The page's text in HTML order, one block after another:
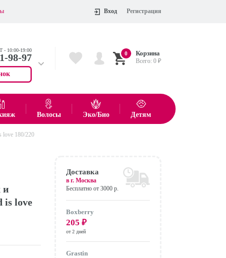
Вход Регистрация
- 10:00-19:00
98-97
55-75
0 Корзина
Всего:0 ₽
показать все товары
Волосы Эко/Био Детям
love 180/220
и
is love
Доставка
в г.Москва
Бесплатно от 3000 р.
Boxberry
205 ₽
от 2 дней
Grastin